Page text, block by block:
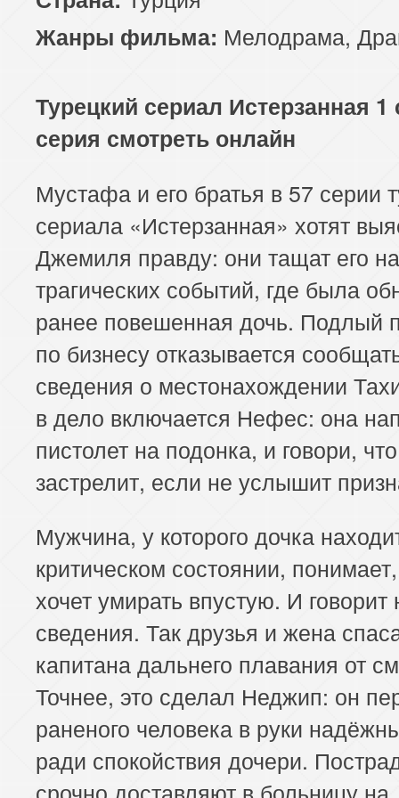
117 серия 118 серия
125 серия
126 серия 127 серия
129 серия
130 серия 131 серия
133 серия
134 серия 135 серия
137 серия
138 серия 139 серия
141 серия
142 серия 143 серия
145 серия
146 серия 147 серия
149 серия
150 серия 151 серия
153 серия
154 серия 155 серия
157 серия
158 серия 159 серия
161 серия
165 серия
166 серия 167 серия
169 серия
170 серия 171 серия
173 серия
174 серия 175 серия
177 серия
178 серия 179 серия
181 серия
182 серия 183 серия
Жанры фильма: Мелодрама,
Турецкий сериал Истерзанная 1
серия смотреть онлайн
Мустафа и его братья в 57 серии
сериала «Истерзанная» хотят
Джемиля правду: они тащат его
трагических событий, где была
ранее повешенная дочь. Подлый
по бизнесу отказывается
сведения о местонахождении
в дело включается Нефес: она
пистолет на подонка, и говори,
застрелит, если не услышит
Мужчина, у которого дочка
критическом состоянии,
хочет умирать впустую. И
сведения. Так друзья и жена
капитана дальнего плавания от
Точнее, это сделал Неджип: он
раненого человека в руки
ради спокойствия дочери.
срочно доставляют в больницу на